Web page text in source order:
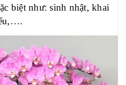
biệt như: sinh nhật, khai